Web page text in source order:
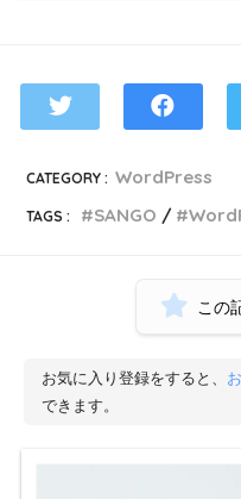
CATEGORY : WordPress
TAGS : SANGO
この
お気に入り登録をすると、
できます。